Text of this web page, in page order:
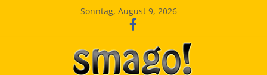
Sonntag, August 9, 2026